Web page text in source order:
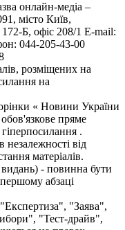
онлайн-медіа –
місто Київ,
Б, офіс 208/1 E-mail:
044-205-43-00
розміщених на
на
« Новини України
пряме
.
від
матеріалів.
видань) - повинна бути
абзаці
"Заява",
"Тест-драйв",